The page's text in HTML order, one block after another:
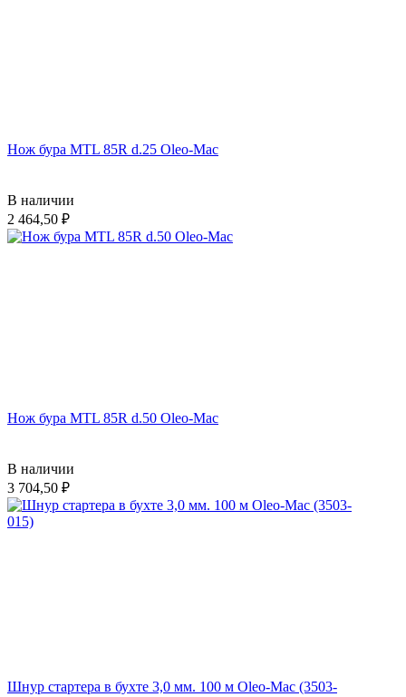
Нож бура MTL 85R d.25 Oleo-Mac
В наличии
2 464,50
Нож бура MTL 85R d.50 Oleo-Mac
В наличии
3 704,50
Шнур стартера в бухте 3,0 мм. 100 м Oleo-Mac (3503-